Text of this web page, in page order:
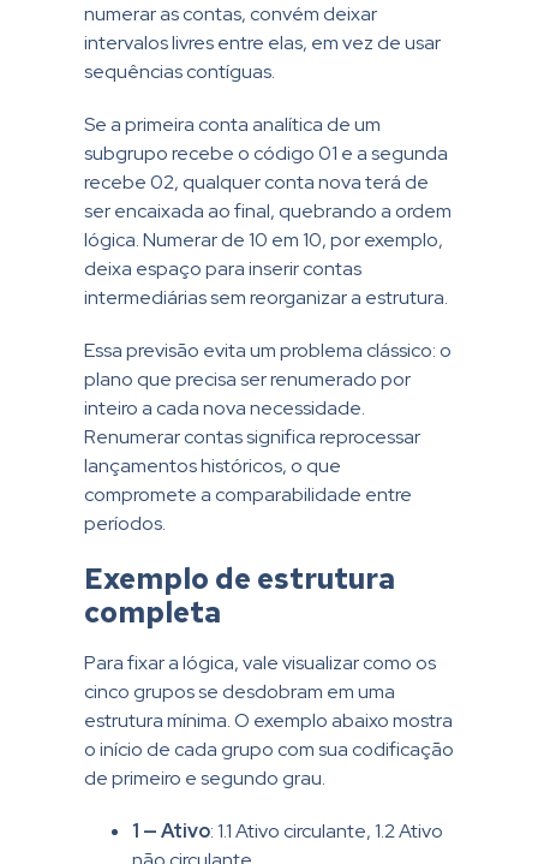
numerar as contas, convém deixar
intervalos livres entre elas, em vez de usar
sequências contíguas.
Se a primeira conta analítica de um
subgrupo recebe o código 01 e a segunda
recebe 02, qualquer conta nova terá de
ser encaixada ao final, quebrando a ordem
lógica. Numerar de 10 em 10, por exemplo,
deixa espaço para inserir contas
intermediárias sem reorganizar a estrutura.
Essa previsão evita um problema clássico: o
plano que precisa ser renumerado por
inteiro a cada nova necessidade.
Renumerar contas significa reprocessar
lançamentos históricos, o que
compromete a comparabilidade entre
períodos.
Exemplo de estrutura
completa
Para fixar a lógica, vale visualizar como os
cinco grupos se desdobram em uma
estrutura mínima. O exemplo abaixo mostra
o início de cada grupo com sua codificação
de primeiro e segundo grau.
1 — Ativo: 1.1 Ativo circulante, 1.2 Ativo